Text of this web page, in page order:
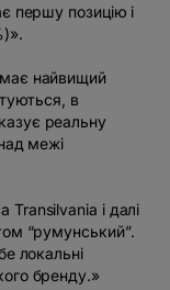
першу позицію і
.
найвищий
в
реальну
межі
Transilvania і далі
“румунський”.
локальні
бренду.»